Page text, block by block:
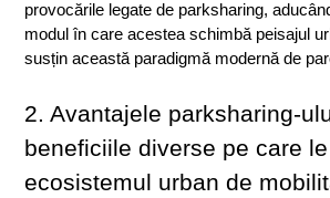
provocările legate de parksharing,
modul în care acestea schimbă peisajul
susțin această paradigmă modernă de
2. Avantajele parksharing-
beneficiile diverse pe care
ecosistemul urban de